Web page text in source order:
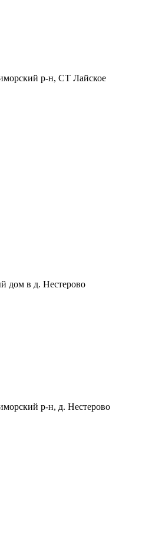
р-н, СТ Лайское
дом в д. Нестерово
р-н, д. Нестерово